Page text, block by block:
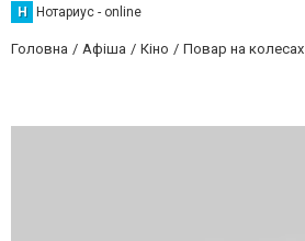
Н Нотариус - online
Головна Афіша Кіно Повар на колесах